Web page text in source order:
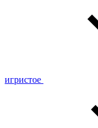
игристое